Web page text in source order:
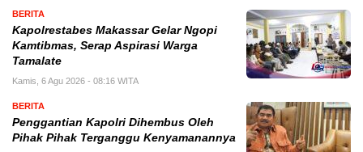
BERITA
Kapolrestabes Makassar Gelar Ngopi
Kamtibmas, Serap Aspirasi Warga
Tamalate
Kamis, 6 Agu 2026 - 08:16 WITA
BERITA
Penggantian Kapolri Dihembus Oleh
Pihak Pihak Terganggu Kenyamanannya